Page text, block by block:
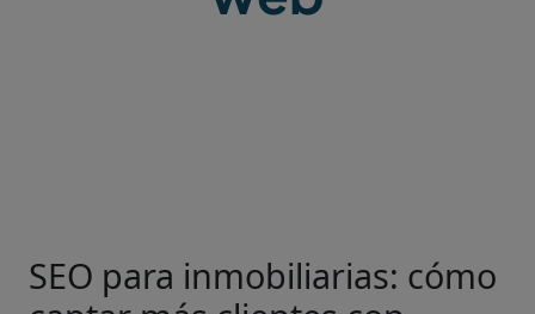
SEO para inmobiliarias: cómo